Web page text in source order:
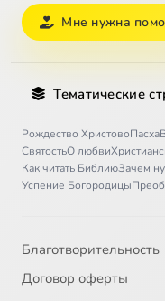
Мне нужна
Тематические
Рождество ХристовоПасха
СвятостьО любви
Как читать БиблиюЗачем
Успение Богородицы
Благотворительность
Договор оферты